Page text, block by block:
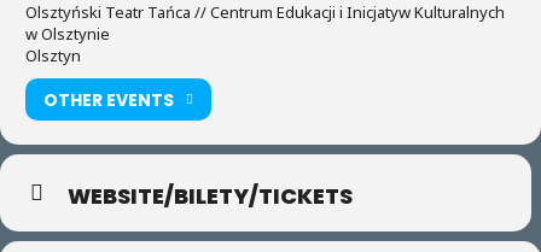
Olsztyński Teatr Tańca // Centrum Edukacji i Inicjatyw Kulturalnych
w Olsztynie
Olsztyn
OTHER EVENTS
WEBSITE/BILETY/TICKETS